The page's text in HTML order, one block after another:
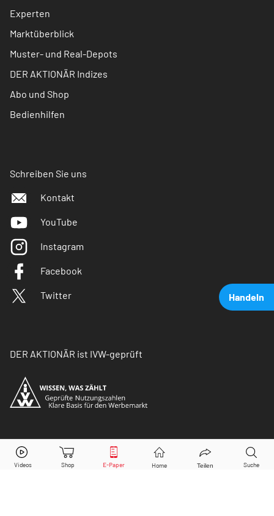
Handeln
Shell Aktie jetzt handeln?
Experten
Marktüberblick
Muster- und Real-Depots
DER AKTIONÄR Indizes
Abo und Shop
Bedienhilfen
Schreiben Sie uns
Kontakt
YouTube
Instagram
Facebook
Twitter
DER AKTIONÄR ist IVW-geprüft
© Copyright 2026 Börsenmedien AG. Alle Rechte